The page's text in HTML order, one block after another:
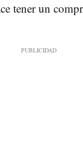
tener un